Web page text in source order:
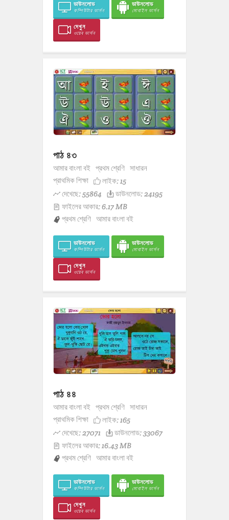
ডাউনলোড
কম্পিউটার ভার্সন
ডাউনলোড
মোবাইল ভার্সন
দেখুন
ওয়েব ভার্সন
পাঠ ৪৩
আমার বাংলা বই প্রথম শ্রেণি সাধারন
প্রাথমিক শিক্ষা
লাইক:15
দেখেছে: 55864
ডাউনলোড: 24195
ফাইলের আকার: 6.17 MB
প্রথম শ্রেণি আমার বাংলা বই
ডাউনলোড
কম্পিউটার ভার্সন
ডাউনলোড
মোবাইল ভার্সন
দেখুন
ওয়েব ভার্সন
পাঠ ৪৪
আমার বাংলা বই প্রথম শ্রেণি সাধারন
প্রাথমিক শিক্ষা
লাইক:165
দেখেছে: 27071
ডাউনলোড: 33067
ফাইলের আকার: 16.43 MB
প্রথম শ্রেণি আমার বাংলা বই
ডাউনলোড
কম্পিউটার ভার্সন
ডাউনলোড
মোবাইল ভার্সন
দেখুন
ওয়েব ভার্সন